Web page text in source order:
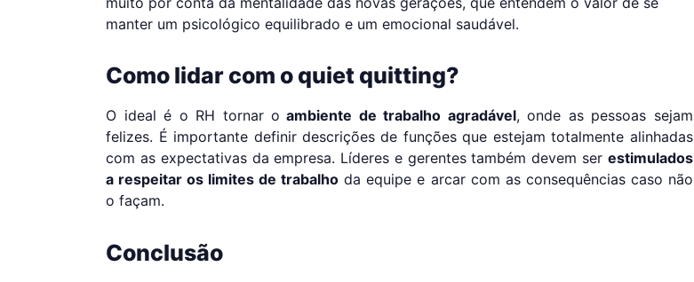
manter um psicológico equilibrado e um emocional saudável.
Como lidar com o quiet quitting?
O ideal é o RH tornar o ambiente de trabalho agradável, onde as pessoas sejam
felizes. É importante definir descrições de funções que estejam totalmente alinhadas
com as expectativas da empresa. Líderes e gerentes também devem ser estimulados
a respeitar os limites de trabalho da equipe e arcar com as consequências caso não
o façam.
Conclusão